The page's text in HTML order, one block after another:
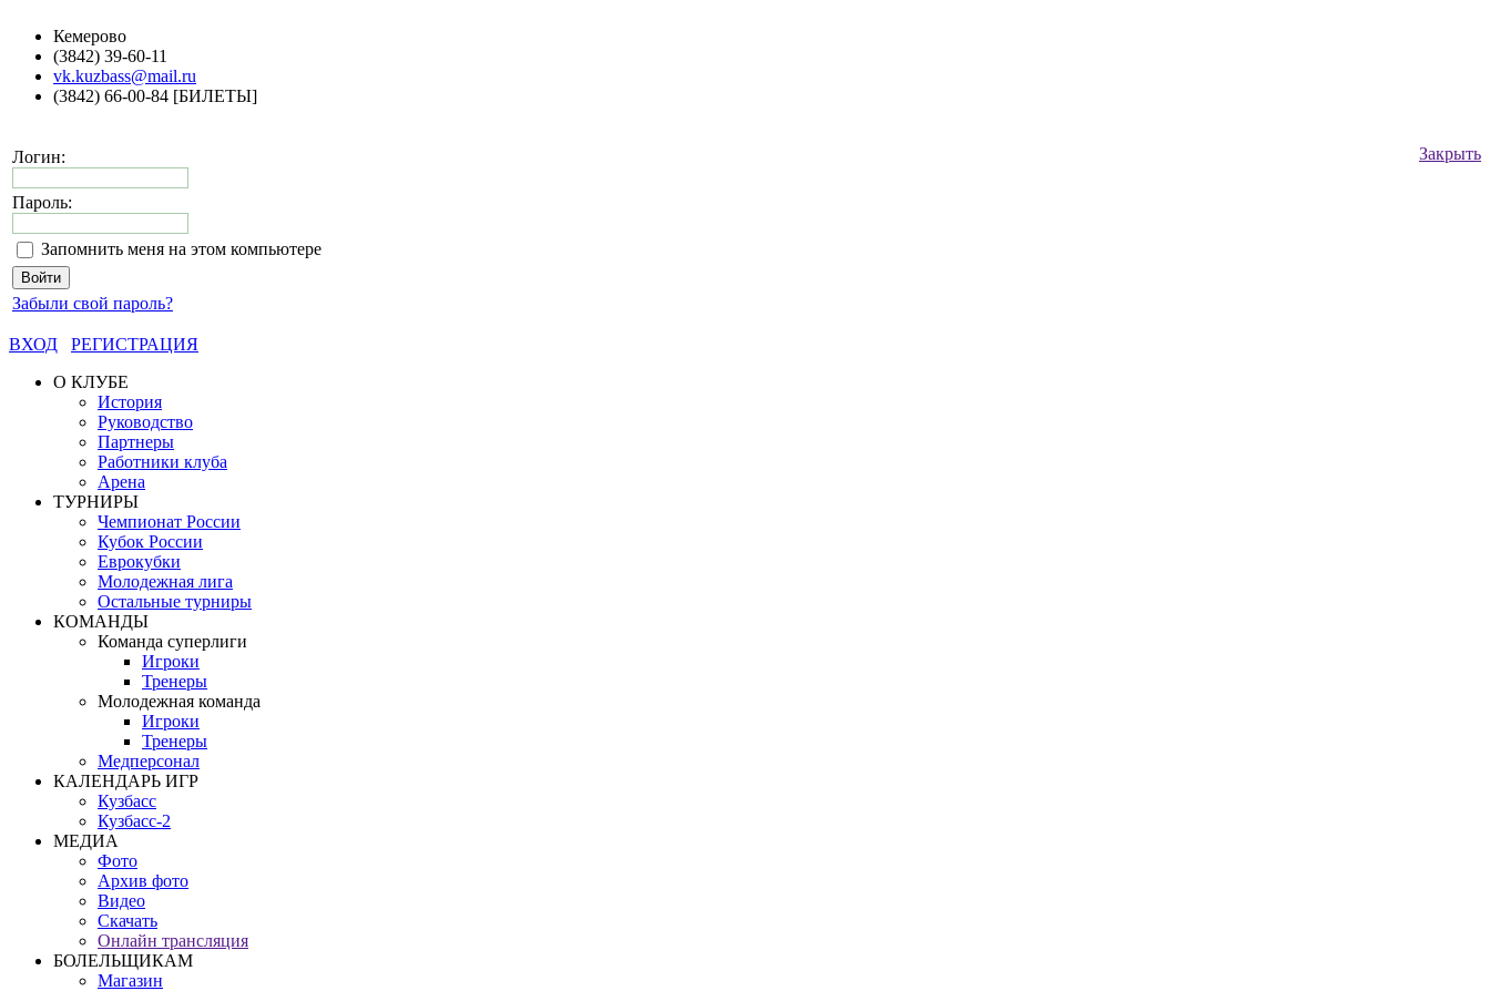
Кемерово
(3842) 39-60-11
vk.kuzbass@mail.ru
(3842) 66-00-84 [БИЛЕТЫ]
Закрыть
Логин:
Пароль:
Запомнить меня на этом компьютере
Забыли свой пароль?
ВХОД
РЕГИСТРАЦИЯ
О КЛУБЕ
История
Руководство
Партнеры
Работники клуба
Арена
ТУРНИРЫ
Чемпионат России
Кубок России
Еврокубки
Молодежная лига
Остальные турниры
КОМАНДЫ
Команда суперлиги
Игроки
Тренеры
Молодежная команда
Игроки
Тренеры
Медперсонал
КАЛЕНДАРЬ ИГР
Кузбасс
Кузбасс-2
МЕДИА
Фото
Архив фото
Видео
Скачать
Онлайн трансляция
БОЛЕЛЬЩИКАМ
Магазин